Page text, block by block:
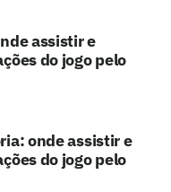
assistir e
do jogo pelo
onde assistir e
do jogo pelo